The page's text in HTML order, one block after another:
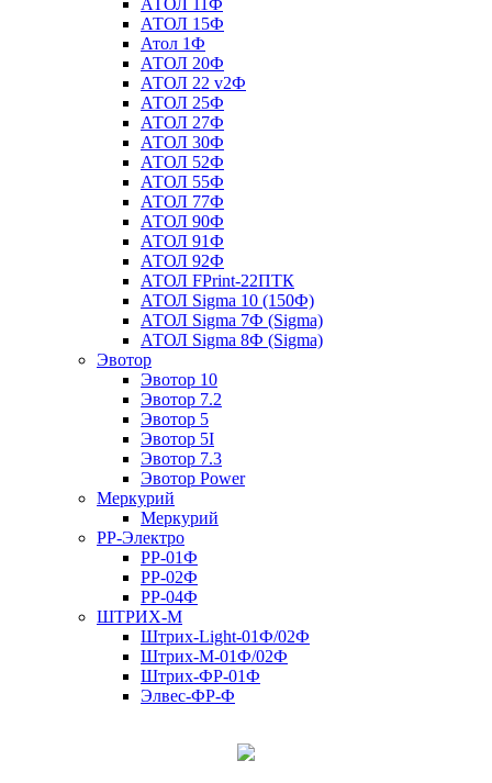
АТОЛ 15Ф
Атол 1Ф
АТОЛ 20Ф
АТОЛ 22 v2Ф
АТОЛ 25Ф
АТОЛ 27Ф
АТОЛ 30Ф
АТОЛ 52Ф
АТОЛ 55Ф
АТОЛ 77Ф
АТОЛ 90Ф
АТОЛ 91Ф
АТОЛ 92Ф
АТОЛ FPrint-22ПТК
АТОЛ Sigma 10 (150Ф)
АТОЛ Sigma 7Ф (Sigma)
АТОЛ Sigma 8Ф (Sigma)
Эвотор
Эвотор 10
Эвотор 7.2
Эвотор 5
Эвотор 5I
Эвотор 7.3
Эвотор Power
Меркурий
Меркурий
РР-Электро
РР-01Ф
РР-02Ф
РР-04Ф
ШТРИХ-М
Штрих-Light-01Ф/02Ф
Штрих-М-01Ф/02Ф
Штрих-ФР-01Ф
Элвес-ФР-Ф